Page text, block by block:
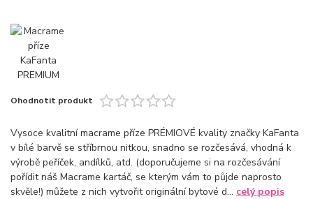
Ohodnotit produkt
Vysoce kvalitní macrame příze PRÉMIOVÉ kvality značky KaFanta
v bílé barvě se stříbrnou nitkou, snadno se rozčesává, vhodná k
výrobě peříček, andílků, atd. (doporučujeme si na rozčesávání
pořídit náš Macrame kartáč, se kterým vám to půjde naprosto
skvěle!) můžete z nich vytvořit originální bytové d... celý popis